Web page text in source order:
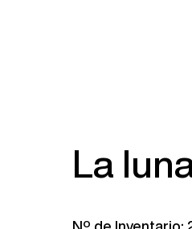
La
Nº de Inventario: